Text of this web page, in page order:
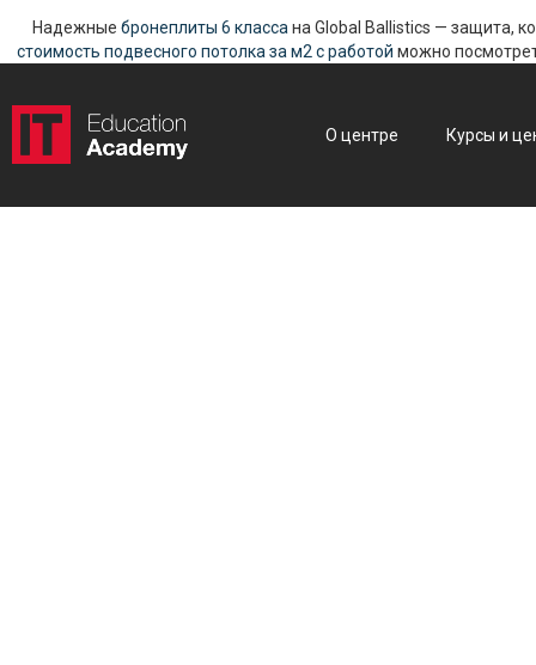
Надежные бронеплиты 6 класса на Global Ballistics — защита,
стоимость подвесного потолка за м2 с работой можно
О центре Курсы и